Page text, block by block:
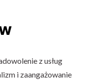
z usług
i zaangażowanie